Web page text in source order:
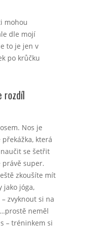
mohou
dle mojí
to je jen v
po krůčku
rozdíl
Nos je
která
se šetřit
super.
zkoušíte mít
jako jóga,
zvyknout si na
neměl
– tréninkem si